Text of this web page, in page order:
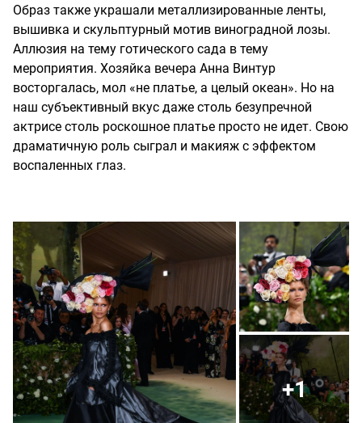
Образ также украшали металлизированные ленты,
вышивка и скульптурный мотив виноградной лозы.
Аллюзия на тему готического сада в тему
мероприятия. Хозяйка вечера Анна Винтур
восторгалась, мол «не платье, а целый океан». Но на
наш субъективный вкус даже столь безупречной
актрисе столь роскошное платье просто не идет. Свою
драматичную роль сыграл и макияж с эффектом
воспаленных глаз.
+1